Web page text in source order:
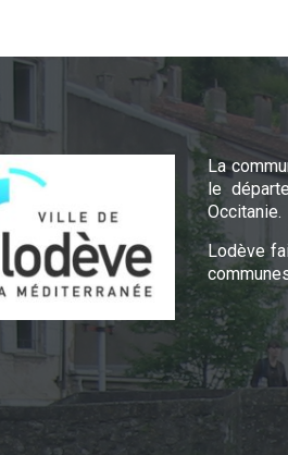
La
le
Occitanie.
Lodève